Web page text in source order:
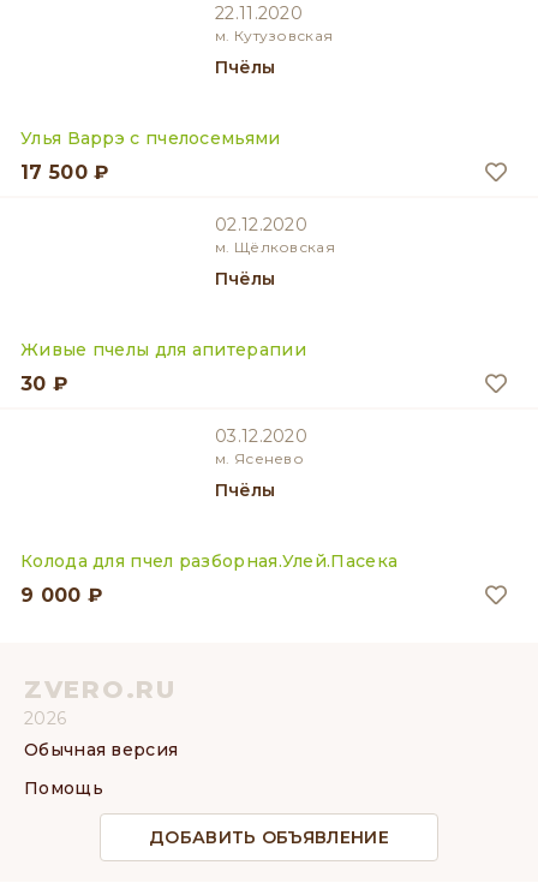
22.11.2020
м. Кутузовская
Пчёлы
Улья Варрэ с пчелосемьями
17 500 ₽
02.12.2020
м. Щёлковская
Пчёлы
Живые пчелы для апитерапии
30 ₽
03.12.2020
м. Ясенево
Пчёлы
Колода для пчел разборная.Улей.Пасека
9 000 ₽
ZVERO.RU
2026
Обычная версия
Помощь
ДОБАВИТЬ ОБЪЯВЛЕНИЕ